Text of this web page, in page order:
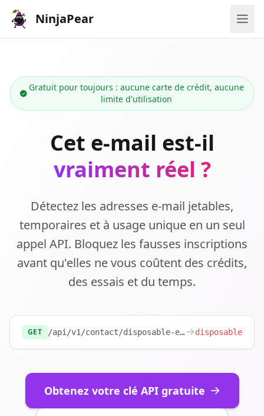
NinjaPear
Gratuit pour toujours : aucune carte de crédit, aucune
limite d'utilisation
Cet e-mail est-il
vraiment réel ?
Détectez les adresses e-mail jetables,
temporaires et à usage unique en un seul
appel API. Bloquez les fausses inscriptions
avant qu'elles ne vous coûtent des crédits,
des essais et du temps.
GET /api/v1/contact/disposable-email?email= disposable
Obtenez votre clé API gratuite